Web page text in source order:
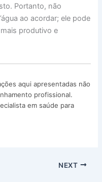
Portanto, não
ao acordar; ele pode
produtivo e
aqui apresentadas não
profissional.
em saúde para
NEXT